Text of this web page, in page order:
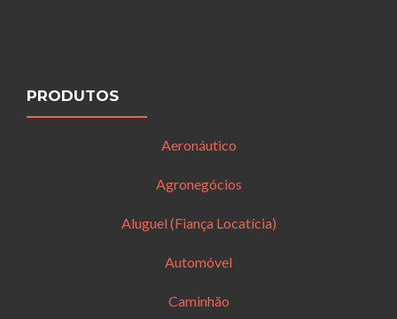
PRODUTOS
Aeronáutico
Agronegócios
Aluguel (Fiança Locatícia)
Automóvel
Caminhão